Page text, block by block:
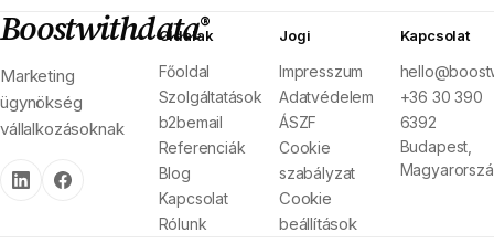
Boostwithdata®
Marketing
ügynökség
vállalkozásoknak
Oldalak
Főoldal
Szolgáltatások
b2bemail
Referenciák
Blog
Kapcsolat
Rólunk
Jogi
Impresszum
Adatvédelem
ÁSZF
Cookie
szabályzat
Cookie
beállítások
Kapcsolat
+36 30 390
6392
Budapest,